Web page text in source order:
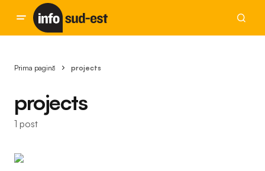
Prima pagină projects
projects
1 post